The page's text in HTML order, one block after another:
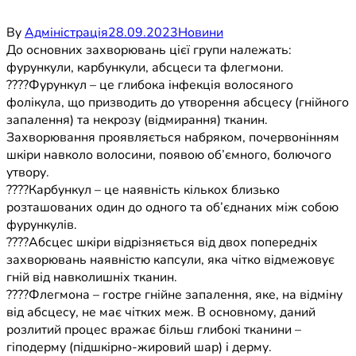
ByАдміністрація28.09.2023Новини
До основних захворювань цієї групи належать:
фурункули, карбункули, абсцеси та флегмони.
????Фурункул – це глибока інфекція волосяного
фолікула, що призводить до утворення абсцесу (гнійного
запалення) та некрозу (відмирання) тканин.
Захворювання проявляється набряком, почервонінням
шкіри навколо волосини, появою об’ємного, болючого
утвору.
????Карбункул – це наявність кількох близько
розташованих один до одного та об’єднаних між собою
фурункулів.
????Абсцес шкіри відрізняється від двох попередніх
захворювань наявністю капсули, яка чітко відмежовує
гній від навколишніх тканин.
????Флегмона – гостре гнійне запалення, яке, на відміну
від абсцесу, не має чітких меж. В основному, даний
розлитий процес вражає більш глибокі тканини –
гіподерму (підшкірно-жировий шар) і дерму.